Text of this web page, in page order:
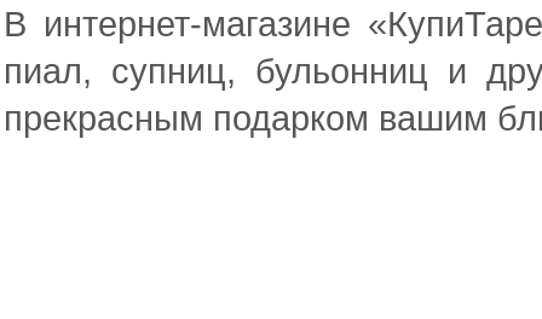
В интернет-магазине
пиал, супниц, бульонниц и
прекрасным подарком вашим